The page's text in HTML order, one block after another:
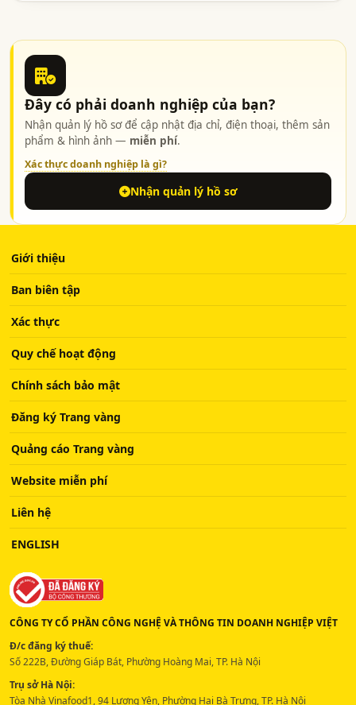
Đây có phải doanh nghiệp của bạn?
Nhận quản lý hồ sơ để cập nhật địa chỉ, điện thoại, thêm sản
phẩm & hình ảnh — miễn phí.
Xác thực doanh nghiệp là gì?
Nhận quản lý hồ sơ
Giới thiệu
Ban biên tập
Xác thực
Quy chế hoạt động
Chính sách bảo mật
Đăng ký Trang vàng
Quảng cáo Trang vàng
Website miễn phí
Liên hệ
ENGLISH
CÔNG TY CỔ PHẦN CÔNG NGHỆ VÀ THÔNG TIN DOANH NGHIỆP VIỆT
Đ/c đăng ký thuế:
Số 222B, Đường Giáp Bát, Phường Hoàng Mai, TP. Hà Nội
Trụ sở Hà Nội:
Tòa Nhà Vinafood1, 94 Lương Yên, Phường Hai Bà Trưng, TP. Hà Nội